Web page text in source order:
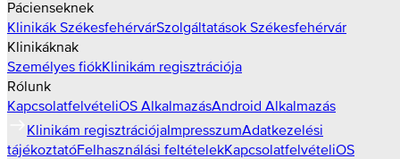
Pácienseknek
Klinikák SzékesfehérvárSzolgáltatások Székesfehérvár
Klinikáknak
Személyes fiókKlinikám regisztrációja
Rólunk
KapcsolatfelvételiOS AlkalmazásAndroid Alkalmazás
Klinikám regisztrációjaImpresszumAdatkezelési
tájékoztatóFelhasználási feltételekKapcsolatfelvételiOS